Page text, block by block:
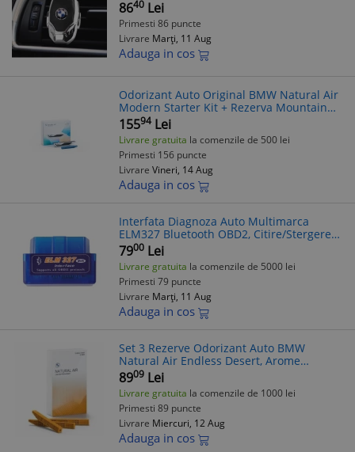
8640 Lei
Primesti 86 puncte
Livrare Marți, 11 Aug
Adauga in cos
Odorizant Auto Original BMW Natural Air
Modern Starter Kit + Rezerva Mountain
View, OE, Accesorii Parfum Masina
15594 Lei
Livrare gratuita la comenzile de 500 lei
Primesti 156 puncte
Livrare Vineri, 14 Aug
Adauga in cos
Interfata Diagnoza Auto Multimarca
ELM327 Bluetooth OBD2, Citire/Stergere
erori + Odorizant Cadou (Dacia, VW, BMW,
Opel, etc.)
7900 Lei
Livrare gratuita la comenzile de 5000 lei
Primesti 79 puncte
Livrare Marți, 11 Aug
Adauga in cos
Set 3 Rezerve Odorizant Auto BMW
Natural Air Endless Desert, Arome
Relaxante Vanilie, Lemn Santal, Iasomie,
Original
8909 Lei
Livrare gratuita la comenzile de 1000 lei
Primesti 89 puncte
Livrare Miercuri, 12 Aug
Adauga in cos